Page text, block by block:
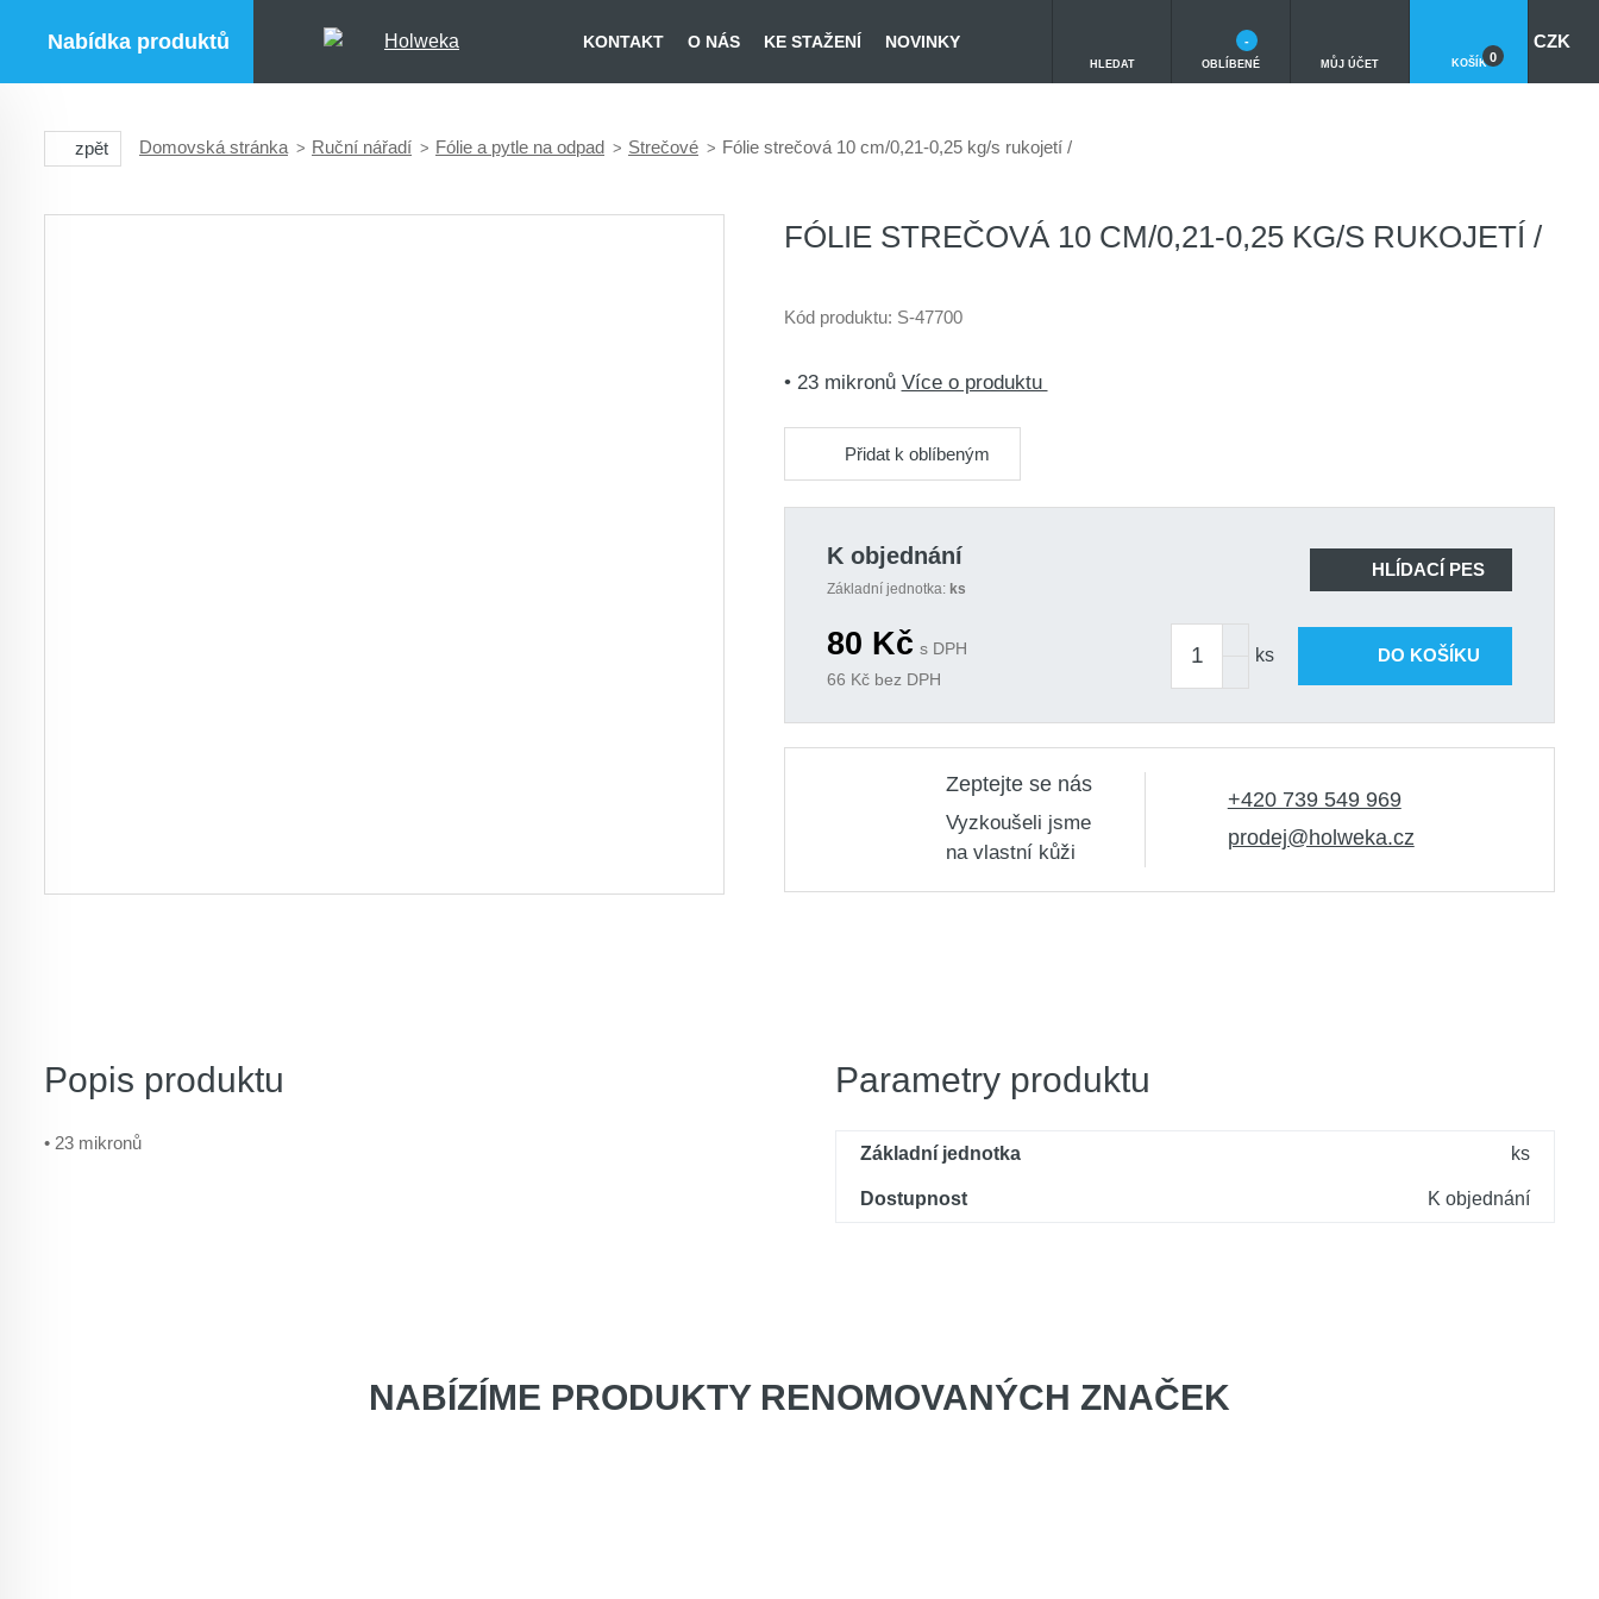
Nabídka produktů KONTAKT O NÁS KE STAŽENÍ NOVINKY
HLEDAT OBLÍBENÉ
-
MŮJ ÚČET KOŠÍK 0
CZK
zpět Domovská stránka Ruční nářadí Fólie a pytle na odpad Strečové Fólie strečová 10 cm/0,21-0,25 kg/s rukojetí /
FÓLIE STREČOVÁ 10 CM/0,21-0,25 KG/S RUKOJETÍ /
Kód produktu: S-47700
• 23 mikronů Více o produktu
Přidat k oblíbeným
K objednání
Základní jednotka: ks
HLÍDACÍ PES
80 Kč s DPH
66 Kč bez DPH
ks DO KOŠÍKU
Zeptejte se nás
Vyzkoušeli jsme
na vlastní kůži
+420 739 549 969
prodej@holweka.cz
Popis produktu
• 23 mikronů
Parametry produktu
Základní jednotka ks
Dostupnost K objednání
NABÍZÍME PRODUKTY RENOMOVANÝCH ZNAČEK